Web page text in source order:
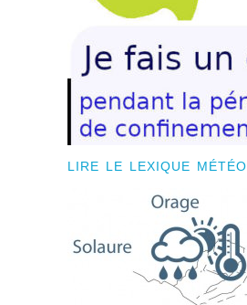
LIRE LE LEXIQUE MÉTÉO